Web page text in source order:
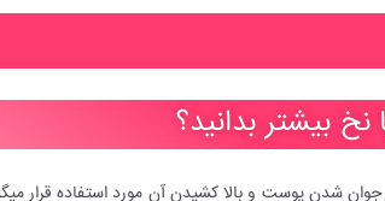
نخ بیشتر بدانید؟
شدن پوست و بالا کشیدن آن مورد استفاده قرار